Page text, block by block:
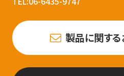
製品に関す